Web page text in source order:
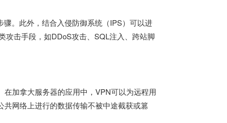
骤。此外，结合入侵防御系统（IPS）可以进
攻击手段，如DDoS攻击、SQL注入、跨站脚
在加拿大服务器的应用中，VPN可以为远程用
网络上进行的数据传输不被中途截获或篡